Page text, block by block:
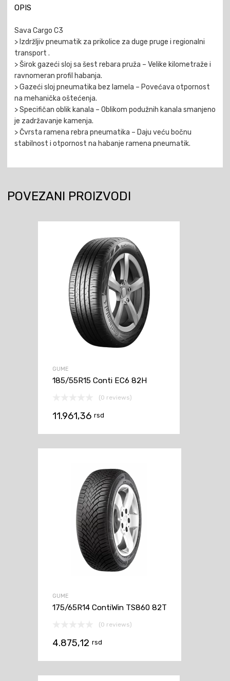
OPIS
Sava Cargo C3
> Izdržljiv pneumatik za prikolice za duge pruge i regionalni
transport .
> Širok gazeći sloj sa šest rebara pruža – Velike kilometraže i
ravnomeran profil habanja.
> Gazeći sloj pneumatika bez lamela – Povećava otpornost
na mehanička oštećenja.
> Specifičan oblik kanala – Oblikom podužnih kanala smanjeno
je zadržavanje kamenja.
> Čvrsta ramena rebra pneumatika – Daju veću bočnu
stabilnost i otpornost na habanje ramena pneumatik.
POVEZANI PROIZVODI
GUME
185/55R15 Conti EC6 82H
(0 reviews)
11.961,36 rsd
GUME
175/65R14 ContiWin TS860 82T
(0 reviews)
4.875,12 rsd